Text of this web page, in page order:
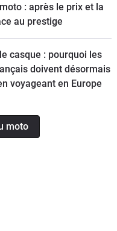
: après le prix et la
au prestige
casque : pourquoi les
doivent désormais
voyageant en Europe
moto